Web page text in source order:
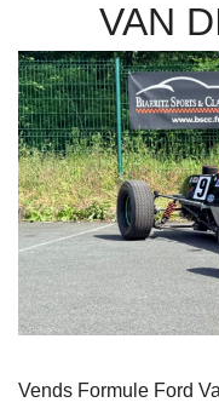
VAN
Vends Formule Ford